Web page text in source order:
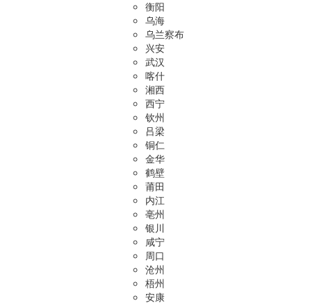
衡阳
乌海
乌兰察布
兴安
武汉
喀什
湘西
西宁
钦州
吕梁
铜仁
金华
鹤壁
莆田
内江
亳州
银川
咸宁
周口
沧州
梧州
安康